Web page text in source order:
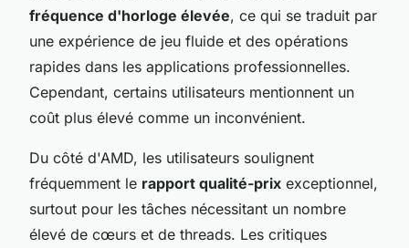
fréquence d'horloge élevée, ce qui se traduit par
une expérience de jeu fluide et des opérations
rapides dans les applications professionnelles.
Cependant, certains utilisateurs mentionnent un
coût plus élevé comme un inconvénient.
Du côté d'AMD, les utilisateurs soulignent
fréquemment le rapport qualité-prix exceptionnel,
surtout pour les tâches nécessitant un nombre
élevé de cœurs et de threads. Les critiques